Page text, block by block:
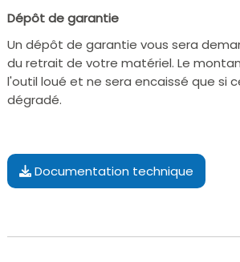
Dépôt de garantie
Un dépôt de garantie vous sera
du retrait de votre matériel. Le
l'outil loué et ne sera encaissé que si
dégradé.
Documentation technique